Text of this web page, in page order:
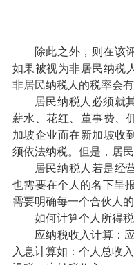
除此之外，则在该
如果被视为非居民纳税
非居民纳税人的税率会有
居民纳税人必须就
薪水、花红、董事费、
加坡企业而在新加坡收
须依法纳税。但是，居
居民纳税人若是经
也需要在个人的名下呈
需要明确每一个合伙人的
如何计算个人所得
应纳税收入计算：
入息计算如：个人总收